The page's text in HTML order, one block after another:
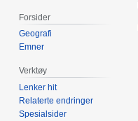
Forsider
Geografi
Emner
Verktøy
Lenker hit
Relaterte endringer
Spesialsider